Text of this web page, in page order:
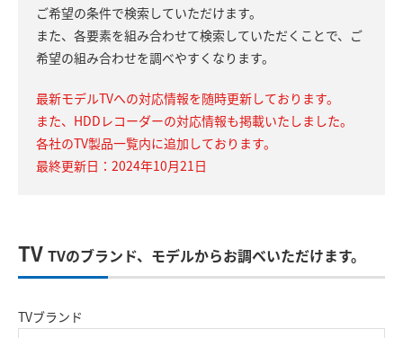
ご希望の条件で検索していただけます。
また、各要素を組み合わせて検索していただくことで、ご
希望の組み合わせを調べやすくなります。
最新モデルTVへの対応情報を随時更新しております。
また、HDDレコーダーの対応情報も掲載いたしました。
各社のTV製品一覧内に追加しております。
最終更新日：2024年10月21日
TV TVのブランド、モデルからお調べいただけます。
TVブランド